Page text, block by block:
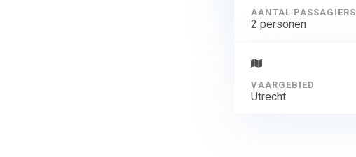
AANTAL PASSAGIERS
2 personen
VAARGEBIED
Utrecht